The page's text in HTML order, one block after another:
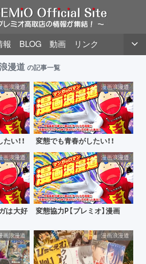
報 BLOG 動画
リンク
漫道 の記事一覧
い！！
画浪漫道
変態でも青春がしたい！！
漫画浪漫道
は大好
画浪漫道
変態協力P【プレミオ】漫画
漫画浪漫道
画浪漫道 漫画浪漫道